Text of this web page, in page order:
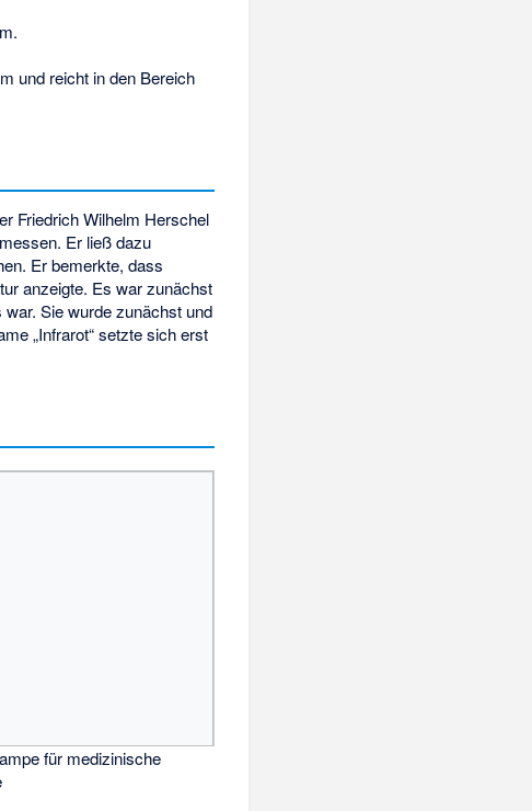
und reicht in den Bereich
Friedrich Wilhelm Herschel
Er ließ dazu
Er bemerkte, dass
anzeigte. Es war zunächst
Sie wurde zunächst und
„Infrarot“ setzte sich erst
für medizinische